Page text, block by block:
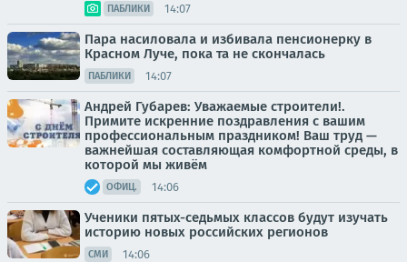
ПАБЛИКИ 14:07
Пара насиловала и избивала пенсионерку в
Красном Луче, пока та не скончалась
ПАБЛИКИ 14:07
Андрей Губарев: Уважаемые строители!.
Примите искренние поздравления с вашим
профессиональным праздником! Ваш труд —
важнейшая составляющая комфортной среды, в
которой мы живём
ОФИЦ. 14:06
Ученики пятых-седьмых классов будут изучать
историю новых российских регионов
СМИ 14:06